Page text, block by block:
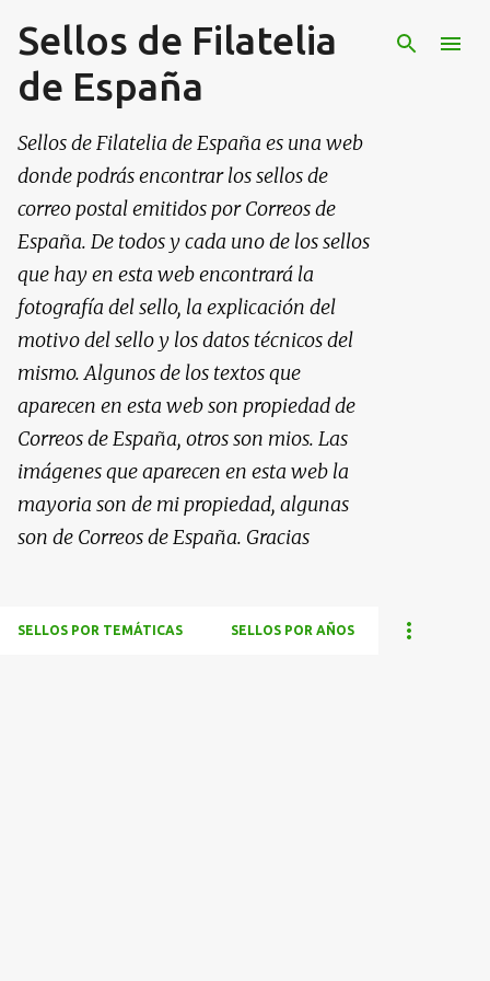
Ir al contenido principal
Sellos de Filatelia
de España
Sellos de Filatelia de España es una web
donde podrás encontrar los sellos de
correo postal emitidos por Correos de
España. De todos y cada uno de los sellos
que hay en esta web encontrará la
fotografía del sello, la explicación del
motivo del sello y los datos técnicos del
mismo. Algunos de los textos que
aparecen en esta web son propiedad de
Correos de España, otros son mios. Las
imágenes que aparecen en esta web la
mayoria son de mi propiedad, algunas
son de Correos de España. Gracias
SELLOS POR TEMÁTICAS SELLOS POR AÑOS